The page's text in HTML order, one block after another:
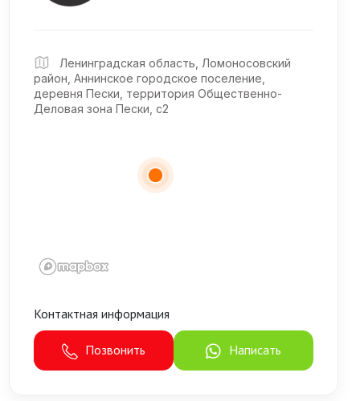
Ленинградская область, Ломоносовский
район, Аннинское городское поселение,
деревня Пески, территория Общественно-
Деловая зона Пески, с2
Контактная информация
Позвонить Написать